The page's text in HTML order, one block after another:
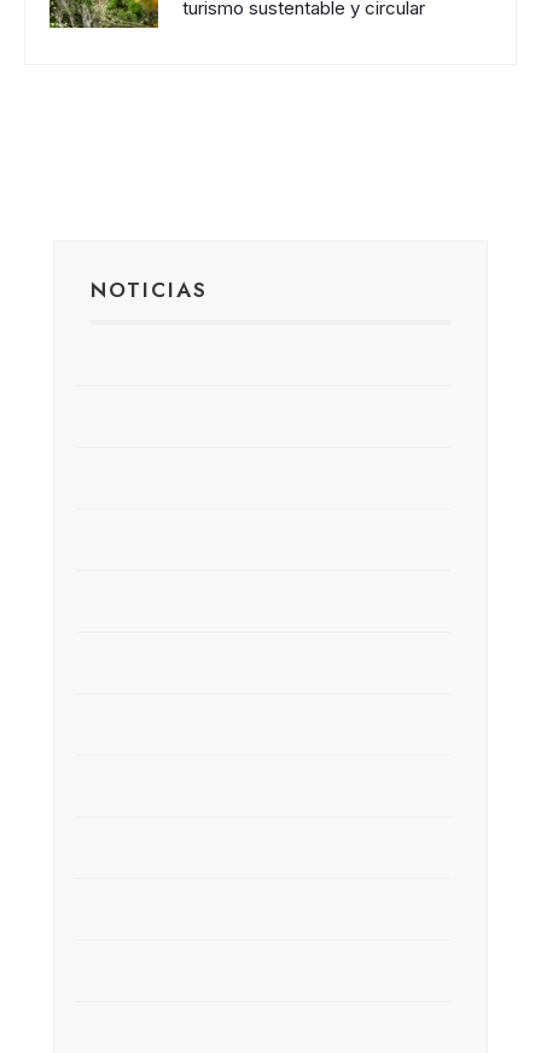
turismo sustentable y circular
NOTICIAS